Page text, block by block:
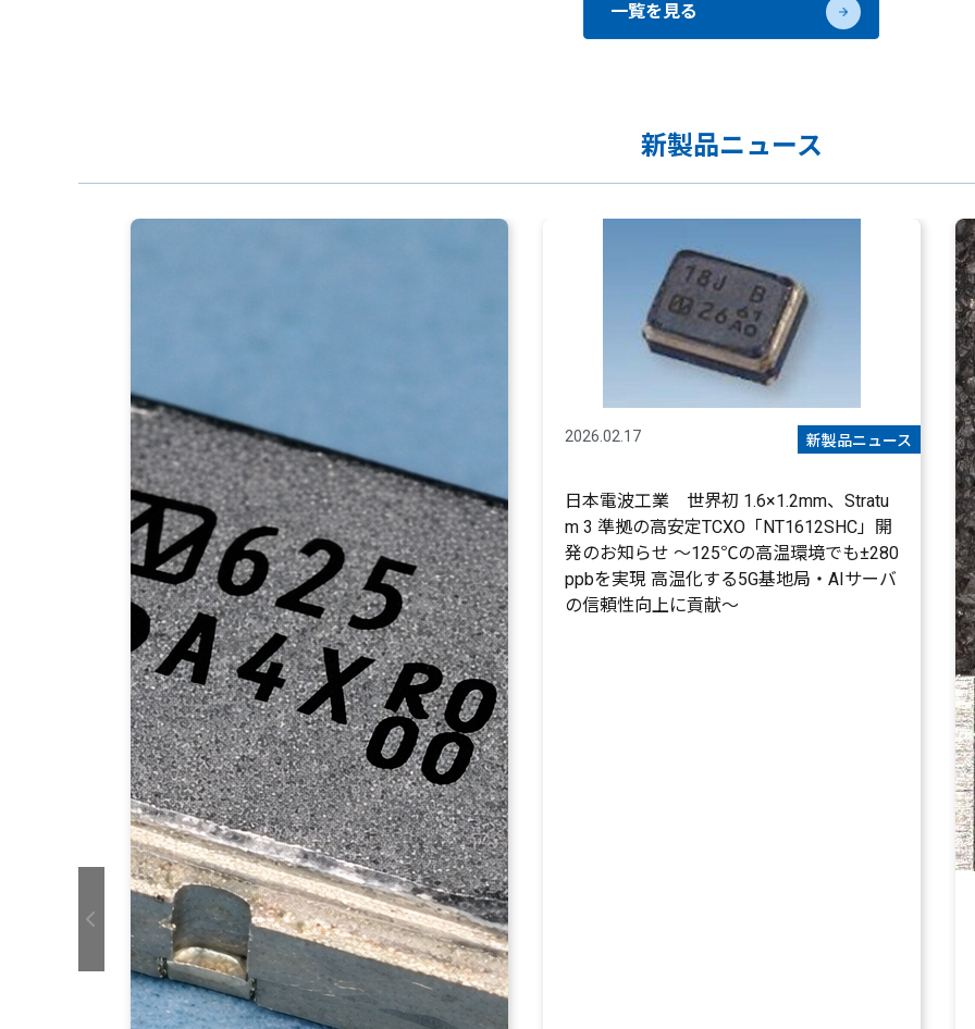
一覧を見る
新製品ニュース
2026.02.17 新製品ニュース
日本電波工業 世界初 1.6×1.2mm、Stratu
m 3 準拠の高安定TCXO「NT1612SHC」開
発のお知らせ ～125℃の高温環境でも±280
ppbを実現 高温化する5G基地局・AIサーバ
の信頼性向上に貢献～